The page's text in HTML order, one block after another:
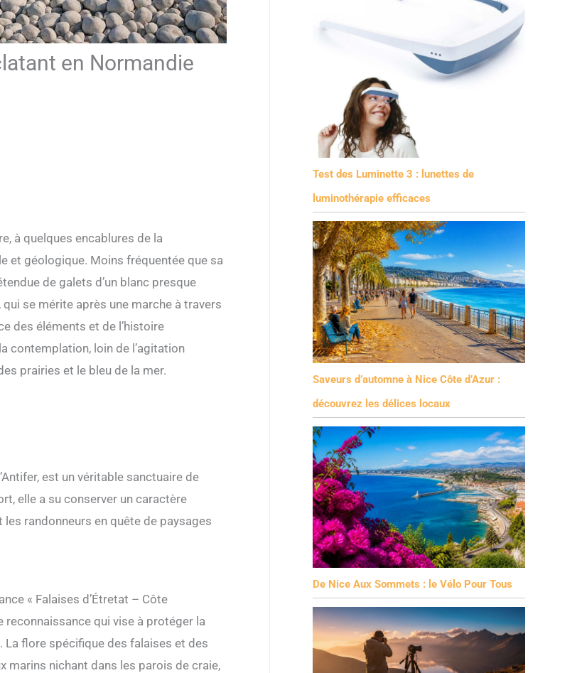
en Normandie
à quelques encablures de la
et géologique. Moins fréquentée que sa
de galets d’un blanc presque
se mérite après une marche à travers
des éléments et de l’histoire
contemplation, loin de l’agitation
prairies et le bleu de la mer.
est un véritable sanctuaire de
elle a su conserver un caractère
randonneurs en quête de paysages
« Falaises d’Étretat – Côte
reconnaissance qui vise à protéger la
flore spécifique des falaises et des
marins nichant dans les parois de craie,
Test des Luminette 3 : lunettes de
luminothérapie efficaces
Saveurs d’automne à Nice Côte d’Azur :
découvrez les délices locaux
De Nice Aux Sommets : le Vélo Pour Tous